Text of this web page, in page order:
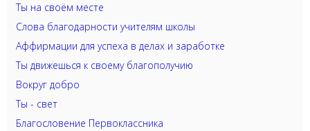
Ты на своём месте
Слова благодарности учителям школы
Аффирмации для успеха в делах и заработке
Ты движешься к своему благополучию
Вокруг добро
Ты - свет
Благословение Первоклассника